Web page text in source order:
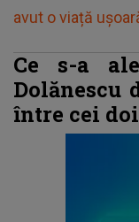
avut o viață
Ce s-a
Dolănescu
între cei